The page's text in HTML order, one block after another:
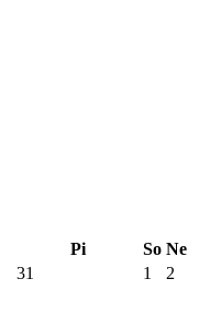
Pi So Ne
31 1 2